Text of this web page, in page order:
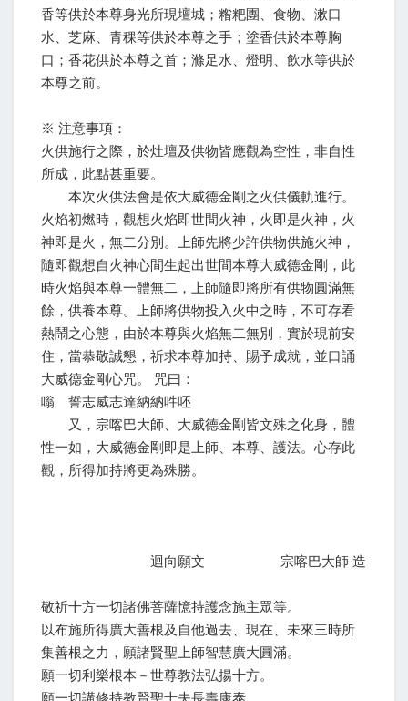
香等供於本尊身光所現壇城；糌粑團、食物、漱口
水、芝麻、青稞等供於本尊之手；塗香供於本尊胸
口；香花供於本尊之首；滌足水、燈明、飲水等供於
本尊之前。
※ 注意事項：
火供施行之際，於灶壇及供物皆應觀為空性，非自性
所成，此點甚重要。
本次火供法會是依大威德金剛之火供儀軌進行。
火焰初燃時，觀想火焰即世間火神，火即是火神，火
神即是火，無二分別。上師先將少許供物供施火神，
隨即觀想自火神心間生起出世間本尊大威德金剛，此
時火焰與本尊一體無二，上師隨即將所有供物圓滿無
餘，供養本尊。上師將供物投入火中之時，不可存看
熱鬧之心態，由於本尊與火焰無二無別，實於現前安
住，當恭敬誠懇，祈求本尊加持、賜予成就，並口誦
大威德金剛心咒。 咒曰：
嗡 誓志威志達納納吽呸
又，宗喀巴大師、大威德金剛皆文殊之化身，體
性一如，大威德金剛即是上師、本尊、護法。心存此
觀，所得加持將更為殊勝。
迴向願文 宗喀巴大師 造
敬祈十方一切諸佛菩薩憶持護念施主眾等。
以布施所得廣大善根及自他過去、現在、未來三時所
集善根之力，願諸賢聖上師智慧廣大圓滿。
願一切利樂根本－世尊教法弘揚十方。
願一切講修持教賢聖士夫長壽康泰。